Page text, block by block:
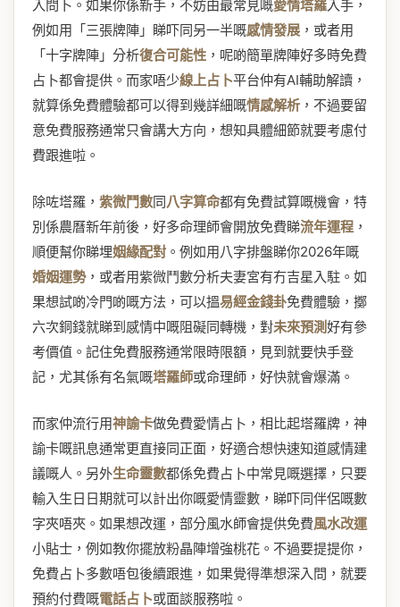
入問卜。如果你係新手，不妨由最常見嘅愛情塔羅入手，
例如用「三張牌陣」睇吓同另一半嘅感情發展 ，或者用
「十字牌陣」分析復合可能性 ，呢啲簡單牌陣好多時免費
占卜都會提供。而家唔少線上占卜平台仲有AI輔助解讀，
就算係免費體驗都可以得到幾詳細嘅情感解析 ，不過要留
意免費服務通常只會講大方向，想知具體細節就要考慮付
費跟進啦。
除咗塔羅， 紫微鬥數同八字算命都有免費試算嘅機會，特
別係農曆新年前後，好多命理師會開放免費睇流年運程 ，
順便幫你睇埋姻緣配對 。例如用八字排盤睇你2026年嘅
婚姻運勢，或者用紫微鬥數分析夫妻宮有冇吉星入駐。如
果想試啲冷門啲嘅方法，可以搵易經金錢卦免費體驗，擲
六次銅錢就睇到感情中嘅阻礙同轉機，對未來預測好有參
考價值。記住免費服務通常限時限額，見到就要快手登
記，尤其係有名氣嘅塔羅師或命理師，好快就會爆滿。
而家仲流行用神諭卡做免費愛情占卜，相比起塔羅牌，神
諭卡嘅訊息通常更直接同正面，好適合想快速知道感情建
議嘅人。另外生命靈數都係免費占卜中常見嘅選擇，只要
輸入生日日期就可以計出你嘅愛情靈數，睇吓同伴侶嘅數
字夾唔夾。如果想改運，部分風水師會提供免費風水改運
小貼士，例如教你擺放粉晶陣增強桃花。不過要提提你，
免費占卜多數唔包後續跟進，如果覺得準想深入問，就要
預約付費嘅電話占卜或面談服務啦。